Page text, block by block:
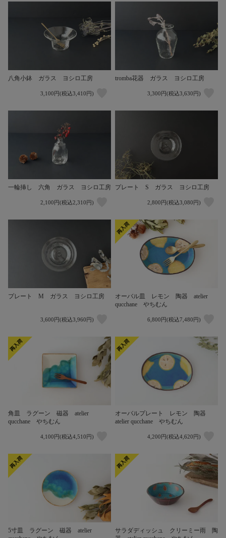
八角小鉢 ガラス ヨシロ工房
3,100円(税込3,410円)
tromba花器 ガラス ヨシロ工房
3,300円(税込3,630円)
一輪挿し 六角 ガラス ヨシロ工房
2,100円(税込2,310円)
プレート S ガラス ヨシロ工房
2,800円(税込3,080円)
プレート M ガラス ヨシロ工房
3,600円(税込3,960円)
オーバル皿 レモン 陶器 atelier
qucchane やちむん
6,800円(税込7,480円)
角皿 ラグーン 磁器 atelier
qucchane やちむん
4,100円(税込4,510円)
オーバルプレート レモン 陶器
atelier qucchane やちむん
4,200円(税込4,620円)
5寸皿 ラグーン 磁器 atelier
サラダディッシュ クリーミー雨 陶